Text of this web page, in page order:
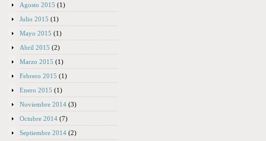
Agosto 2015 (1)
Julio 2015 (1)
Mayo 2015 (1)
Abril 2015 (2)
Marzo 2015 (1)
Febrero 2015 (1)
Enero 2015 (1)
Noviembre 2014 (3)
Octubre 2014 (7)
Septiembre 2014 (2)